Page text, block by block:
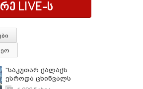
LIVE-ს
"საკუთარ ქალაქს
ესროდა ცხინვალს
ესროდა და საკუთარ